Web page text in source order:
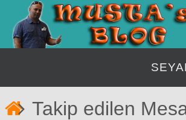
İçeriğe
geç
Takip edilen